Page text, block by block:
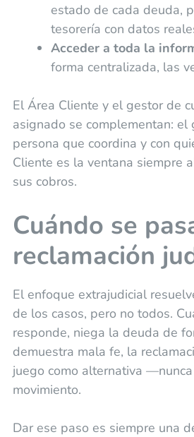
estado de cada deuda,
tesorería con datos
Acceder a toda la
forma centralizada, las
El Área Cliente y el gestor de
asignado se complementan: el
persona que coordina y con
Cliente es la ventana siempre
sus cobros.
Cuándo se
reclamación
El enfoque extrajudicial
de los casos, pero no todos.
responde, niega la deuda de
demuestra mala fe, la
juego como alternativa
movimiento.
Dar ese paso es siempre una